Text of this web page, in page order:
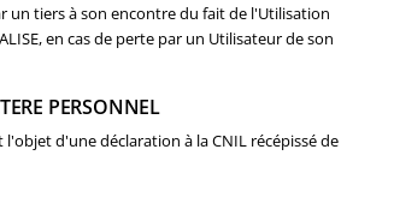
un tiers à son encontre du fait de l'Utilisation
en cas de perte par un Utilisateur de son
PERSONNEL
d'une déclaration à la CNIL récépissé de